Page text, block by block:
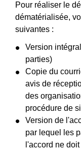
Pour réaliser le
dématérialisée,
suivantes :
Version
parties)
Copie du
avis de
des
procédure de
Version de
par lequel les
l'accord ne